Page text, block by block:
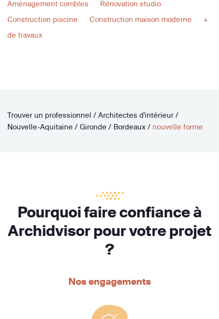
Aménagement combles
Rénovation studio
Construction piscine
Construction maison moderne
+
de travaux
Trouver un professionnel / Architectes d'intérieur /
Nouvelle-Aquitaine / Gironde / Bordeaux / nouvelle forme
Pourquoi faire confiance à
Archidvisor pour votre projet
?
Nos engagements